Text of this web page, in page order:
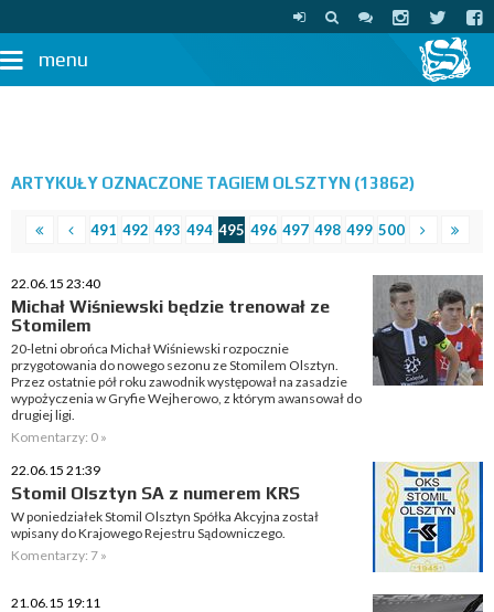
menu
ARTYKUŁY OZNACZONE TAGIEM OLSZTYN (13862)
491 492 493 494 495 496 497 498 499 500
22.06.15 23:40
Michał Wiśniewski będzie trenował ze
Stomilem
20-letni obrońca Michał Wiśniewski rozpocznie
przygotowania do nowego sezonu ze Stomilem Olsztyn.
Przez ostatnie pół roku zawodnik występował na zasadzie
wypożyczenia w Gryfie Wejherowo, z którym awansował do
drugiej ligi.
Komentarzy: 0 »
22.06.15 21:39
Stomil Olsztyn SA z numerem KRS
W poniedziałek Stomil Olsztyn Spółka Akcyjna został
wpisany do Krajowego Rejestru Sądowniczego.
Komentarzy: 7 »
21.06.15 19:11